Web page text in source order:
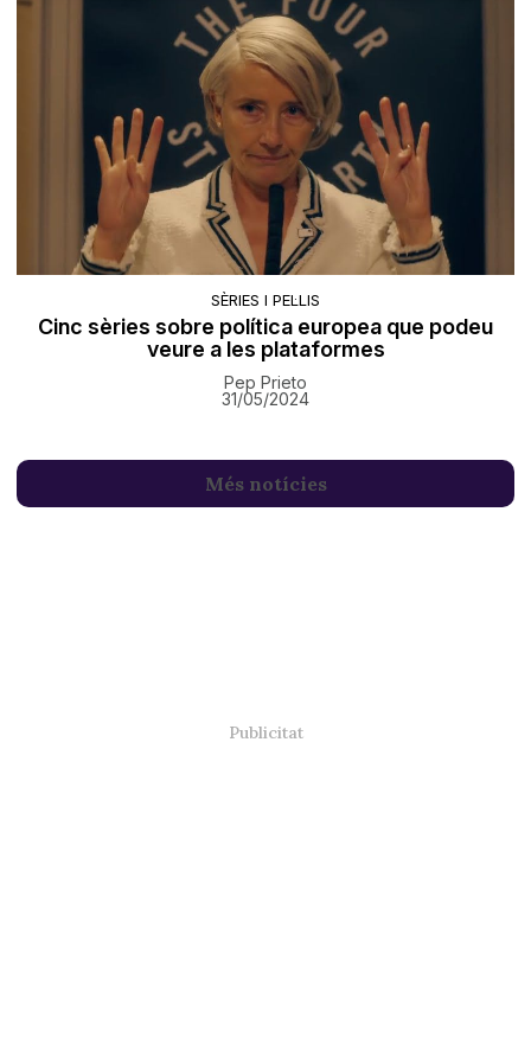
SÈRIES I PEL·LIS
Cinc sèries sobre política europea que podeu
veure a les plataformes
Pep Prieto
31/05/2024
Més notícies